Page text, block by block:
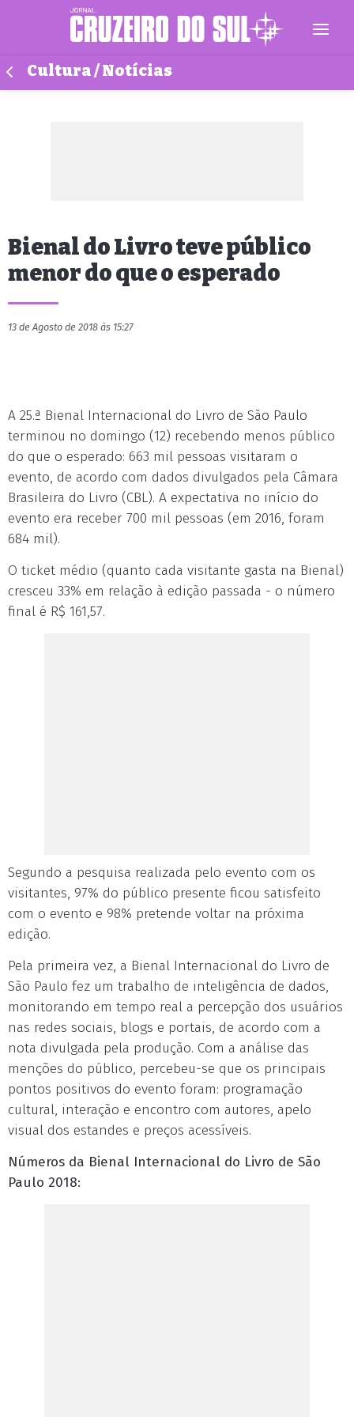
Cultura / Notícias
Bienal do Livro teve público
menor do que o esperado
13 de Agosto de 2018 às 15:27
A 25.ª Bienal Internacional do Livro de São Paulo
terminou no domingo (12) recebendo menos público
do que o esperado: 663 mil pessoas visitaram o
evento, de acordo com dados divulgados pela Câmara
Brasileira do Livro (CBL). A expectativa no início do
evento era receber 700 mil pessoas (em 2016, foram
684 mil).
O ticket médio (quanto cada visitante gasta na Bienal)
cresceu 33% em relação à edição passada - o número
final é R$ 161,57.
Segundo a pesquisa realizada pelo evento com os
visitantes, 97% do público presente ficou satisfeito
com o evento e 98% pretende voltar na próxima
edição.
Pela primeira vez, a Bienal Internacional do Livro de
São Paulo fez um trabalho de inteligência de dados,
monitorando em tempo real a percepção dos usuários
nas redes sociais, blogs e portais, de acordo com a
nota divulgada pela produção. Com a análise das
menções do público, percebeu-se que os principais
pontos positivos do evento foram: programação
cultural, interação e encontro com autores, apelo
visual dos estandes e preços acessíveis.
Números da Bienal Internacional do Livro de São
Paulo 2018: